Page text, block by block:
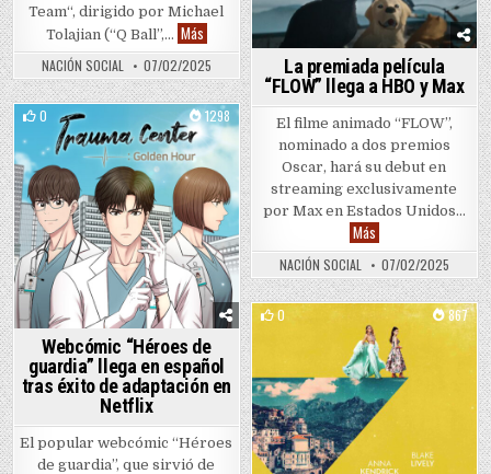
Team“, dirigido por Michael
Tolajian (“Q Ball”,… MásHBO revive partido secreto que sacudió al Dream
NACIÓN SOCIAL 07/02/2025
La premiada película
“FLOW” llega a HBO y Max
El filme animado “FLOW”,
nominado a dos premios
Oscar, hará su debut en
streaming exclusivamente
por Max en Estados Unidos…
MásLa premiada película
NACIÓN SOCIAL 07/02/2025
0 1298
Posted in
Webcómic “Héroes de
guardia” llega en español
tras éxito de adaptación en
Netflix
El popular webcómic “Héroes
de guardia”, que sirvió de
0 867